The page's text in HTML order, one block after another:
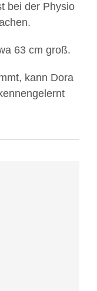
bei der Physio
63 cm groß.
kann Dora